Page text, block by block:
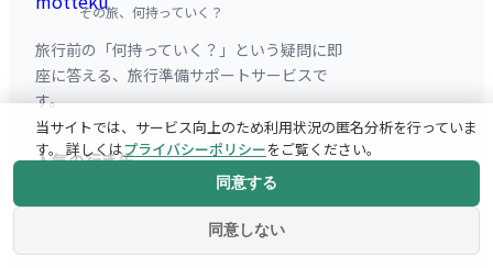
その旅、何持っていく？
旅行前の「何持っていく？」という疑問に即
座に答える、旅行準備サポートサービスで
す。
人気の行き先
パリ
当サイトでは、サービス向上のため利用状況の匿名分析を行っていま
す。 詳しくはプライバシーポリシーをご覧ください。
同意しない
同意する